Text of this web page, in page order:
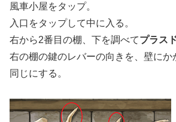
風車小屋をタップ。
入口をタップして中に入る。
右から2番目の棚、下を調べてプラス
右の棚の鍵のレバーの向きを、壁にか
同じにする。